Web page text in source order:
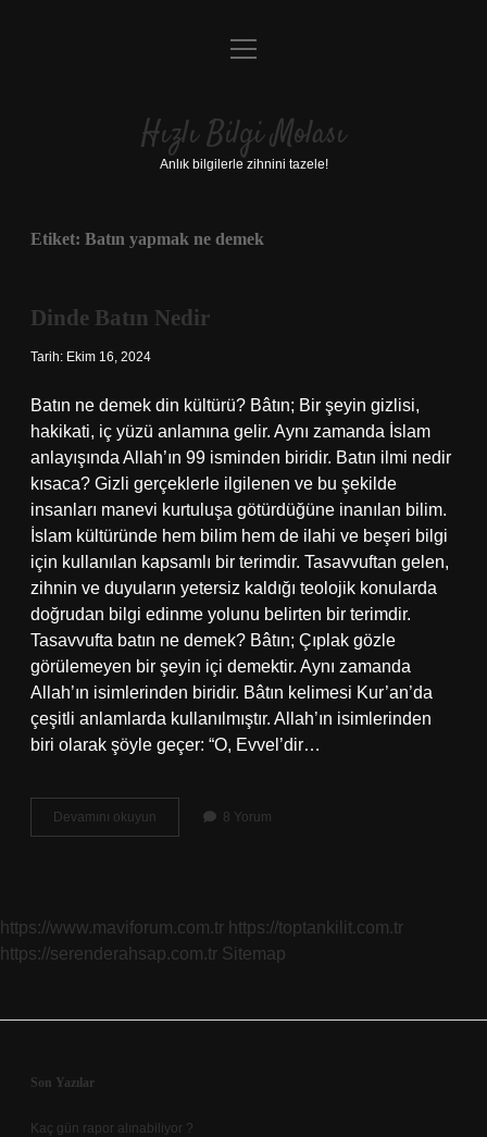
Anasayfa
Yasal Uyarı
menüyü
Hızlı Bilgi Molası
Anlık bilgilerle zihnini tazele!
Etiket: Batın yapmak ne demek
Dinde Batın Nedir
Tarih: Ekim 16, 2024
Batın ne demek din kültürü? Bâtın; Bir şeyin gizlisi,
hakikati, iç yüzü anlamına gelir. Aynı zamanda İslam
anlayışında Allah’ın 99 isminden biridir. Batın ilmi nedir
kısaca? Gizli gerçeklerle ilgilenen ve bu şekilde
insanları manevi kurtuluşa götürdüğüne inanılan bilim.
İslam kültüründe hem bilim hem de ilahi ve beşeri bilgi
için kullanılan kapsamlı bir terimdir. Tasavvuftan gelen,
zihnin ve duyuların yetersiz kaldığı teolojik konularda
doğrudan bilgi edinme yolunu belirten bir terimdir.
Tasavvufta batın ne demek? Bâtın; Çıplak gözle
görülemeyen bir şeyin içi demektir. Aynı zamanda
Allah’ın isimlerinden biridir. Bâtın kelimesi Kur’an’da
çeşitli anlamlarda kullanılmıştır. Allah’ın isimlerinden
biri olarak şöyle geçer: “O, Evvel’dir…
Devamını okuyun
Batın
8 Yorum
https://www.maviforum.com.tr https://toptankilit.com.tr
https://serenderahsap.com.tr Sitemap
Sidebar
Son Yazılar
Kaç gün rapor alınabiliyor ?